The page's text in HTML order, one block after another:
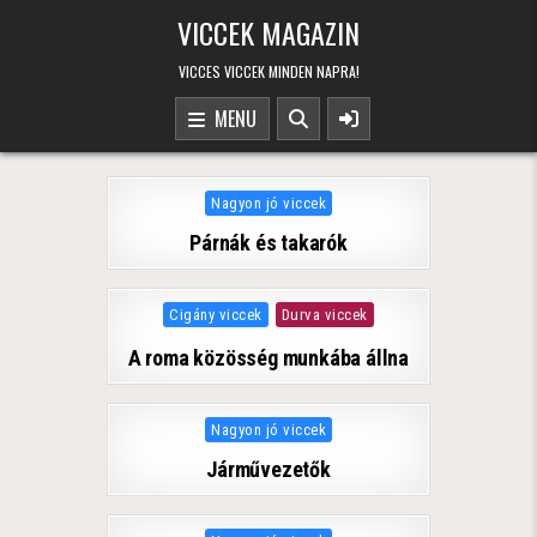
VICCEK MAGAZIN
VICCES VICCEK MINDEN NAPRA!
MENU
Posted in
Nagyon jó viccek
Párnák és takarók
Posted in
Cigány viccek Durva viccek
A roma közösség munkába állna
Posted in
Nagyon jó viccek
Járművezetők